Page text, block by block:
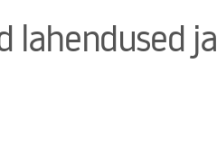
lahendused ja